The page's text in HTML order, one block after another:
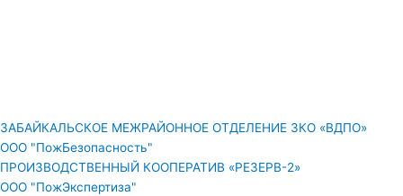
ЗАБАЙКАЛЬСКОЕ МЕЖРАЙОННОЕ ОТДЕЛЕНИЕ ЗКО «ВДПО»
ООО "ПожБезопасность"
ПРОИЗВОДСТВЕННЫЙ КООПЕРАТИВ «РЕЗЕРВ-2»
ООО "ПожЭкспертиза"